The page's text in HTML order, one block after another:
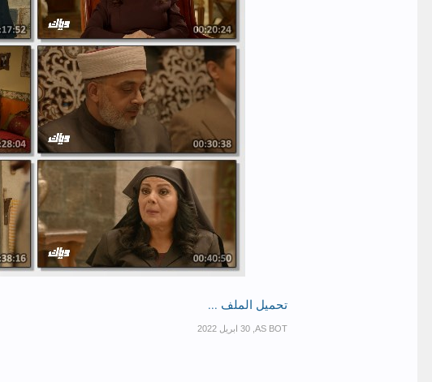
تحميل الملف ...
AS BOT ‏30 ابريل 2022